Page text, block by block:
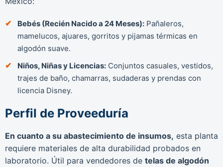
Bebés (Recién Nacido a 24 Meses): Pañaleros,
mamelucos, ajuares, gorritos y pijamas térmicas en
algodón suave.
Niños, Niñas y Licencias: Conjuntos casuales, vestidos,
trajes de baño, chamarras, sudaderas y prendas con
licencia Disney.
Perfil de Proveeduría
En cuanto a su abastecimiento de insumos, esta planta
requiere materiales de alta durabilidad probados en
laboratorio. Útil para vendedores de telas de algodón